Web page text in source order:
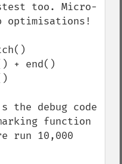
too. Micro-
optimisations!
+ end()
the debug code
function
run 10,000